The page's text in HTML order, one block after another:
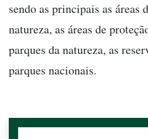
sendo as principais as áreas
natureza, as áreas de
parques da natureza, as
parques nacionais.